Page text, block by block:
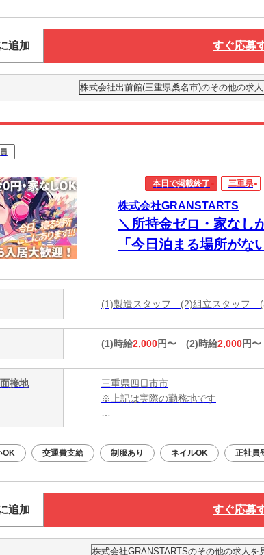
追加 すぐ応募
株式会社出前館(三重県桑名市)のその他の求
本日で掲載終了 三重県
株式会社GRANSTARTS
＼所持金ゼロ・家なし
「今日泊まる場所が
能◎働く場所も
(1)製造スタッフ (2)組立スタッフ
(1)時給2,000円〜 (2)時給2,000円〜
接地
三重県四日市市
※上記は実際の勤務地です
Web面接・電話面接・対面面接から
OK 交通費支給 制服あり ネイルOK 正社員
追加 すぐ応募
株式会社GRANSTARTSのその他の求人を